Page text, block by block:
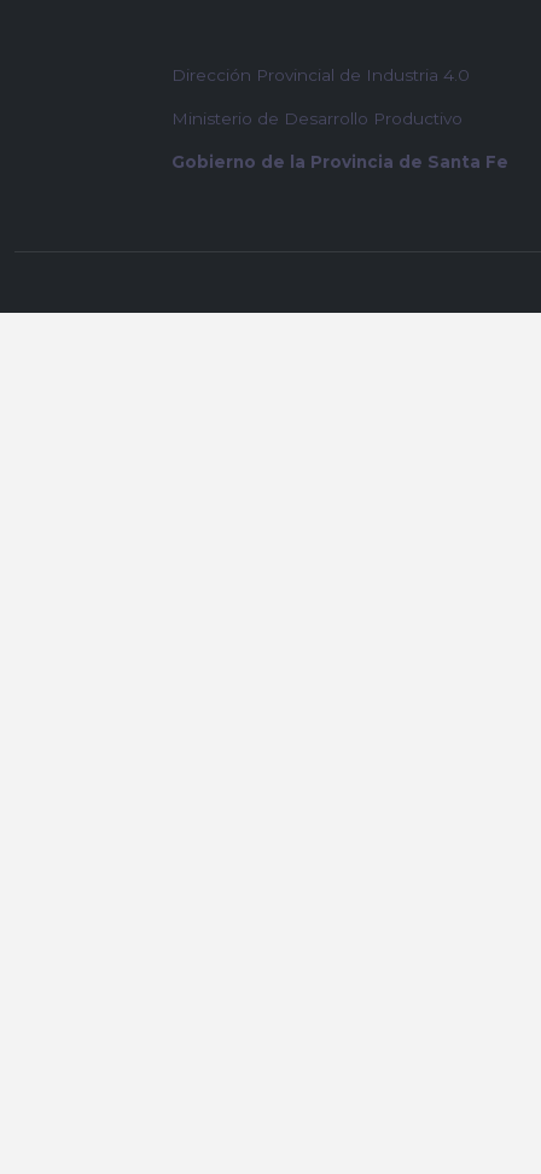
Dirección Provincial de Industria 4.0
Ministerio de Desarrollo Productivo
Gobierno de la Provincia de Santa Fe